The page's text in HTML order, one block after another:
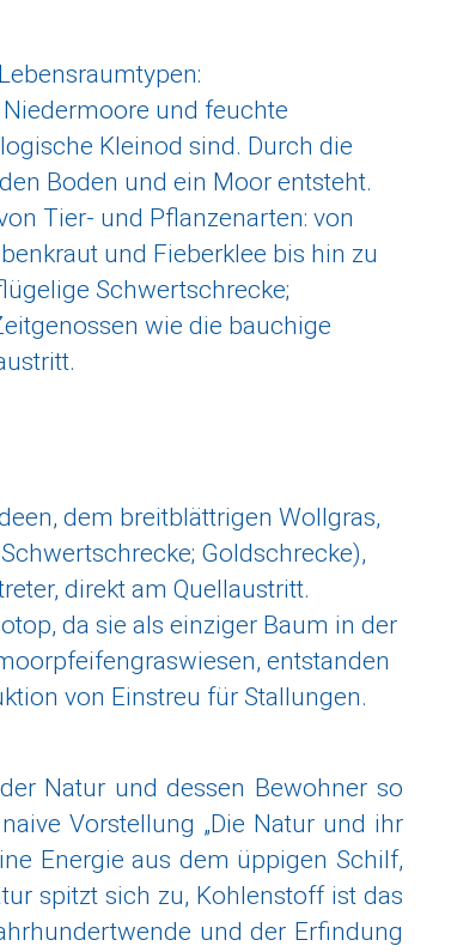
und feuchte
Kleinod sind. Durch die
Boden und ein Moor entsteht.
Tier- und Pflanzenarten: von
und Fieberklee bis hin zu
Schwertschrecke;
wie die bauchige
dem breitblättrigen Wollgras,
Goldschrecke),
direkt am Quellaustritt.
da sie als einziger Baum in der
entstanden
von Einstreu für Stallungen.
Natur und dessen Bewohner so
Vorstellung „Die Natur und ihr
Energie aus dem üppigen Schilf,
spitzt sich zu, Kohlenstoff ist das
und der Erfindung